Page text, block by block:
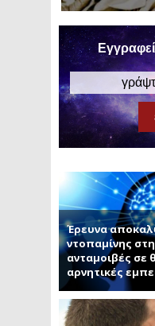
Έρευνα
ντοπαμίνης
ανταμοιβές σε
αρνητικές